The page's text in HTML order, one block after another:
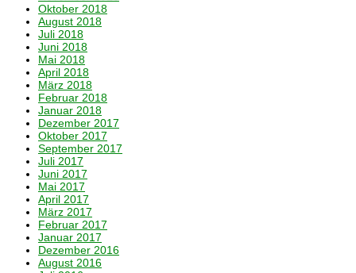
Oktober 2018
August 2018
Juli 2018
Juni 2018
Mai 2018
April 2018
März 2018
Februar 2018
Januar 2018
Dezember 2017
Oktober 2017
September 2017
Juli 2017
Juni 2017
Mai 2017
April 2017
März 2017
Februar 2017
Januar 2017
Dezember 2016
August 2016